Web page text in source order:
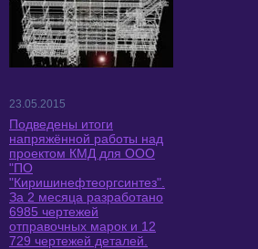
23.05.2015
Подведены итоги
напряжённой работы над
проектом КМД для ООО
"ПО
"Киришинефтеоргсинтез".
За 2 месяца разработано
6985 чертежей
отправочных марок и 12
729 чертежей деталей.